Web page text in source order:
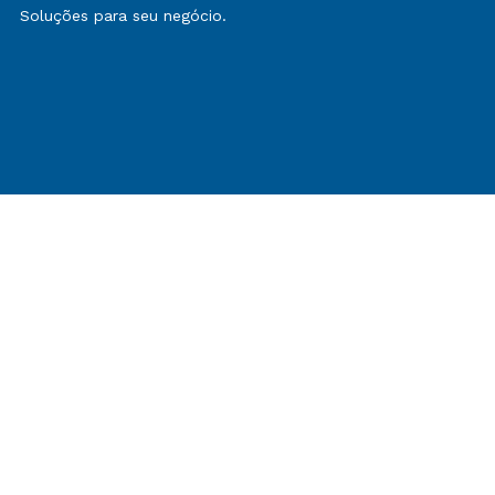
Soluções para seu negócio.